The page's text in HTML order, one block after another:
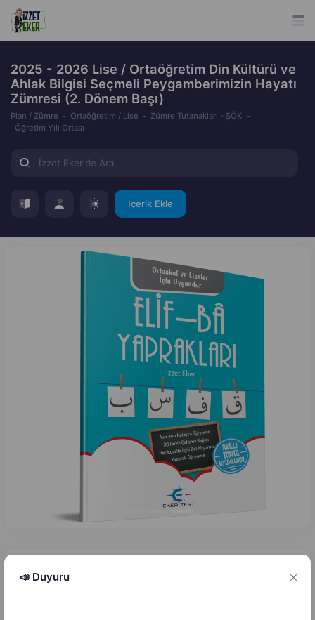
2025 - 2026 Lise / Ortaöğretim Din Kültürü ve
Ahlak Bilgisi Seçmeli Peygamberimizin Hayatı
Zümresi (2. Dönem Başı)
Plan / Zümre Ortaöğretim / Lise
Zümre Tutanakları - ŞÖK
Öğretim Yılı Ortası
İçerik Ekle
E
📣 Duyuru